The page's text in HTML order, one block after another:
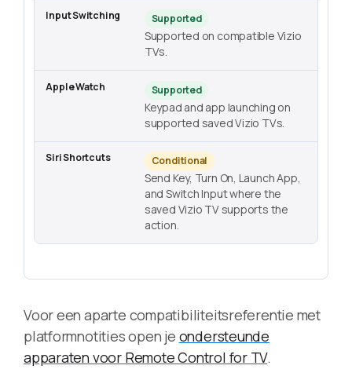
Supported
Supported on compatible Vizio
TVs.
Supported
Keypad and app launching on
supported saved Vizio TVs.
Conditional
Send Key, Turn On, Launch App,
and Switch Input where the
saved Vizio TV supports the
action.
Voor een aparte compatibiliteitsreferentie met
platformnotities open je ondersteunde
apparaten voor Remote Control for TV.